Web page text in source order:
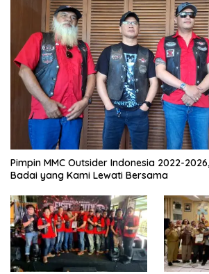
Pimpin MMC Outsider Indonesia 2022-
Badai yang Kami Lewati Bersama